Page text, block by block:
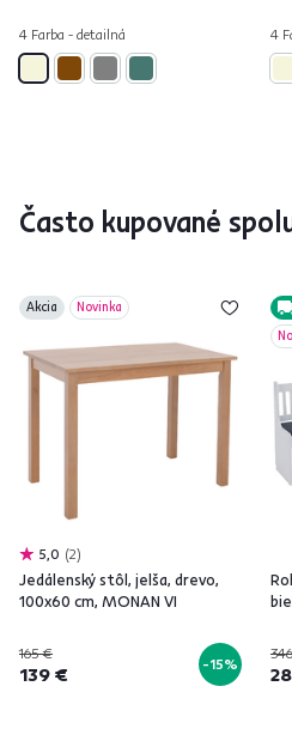
4 Farba - detailná 4
Často kupované
Akcia Novinka
5,0 2
Jedálenský stôl, jelša, drevo,
100x60 cm, MONAN VI
165 €
139 € -15%